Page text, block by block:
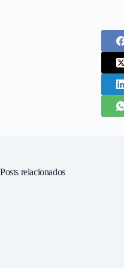
Posts relacionados